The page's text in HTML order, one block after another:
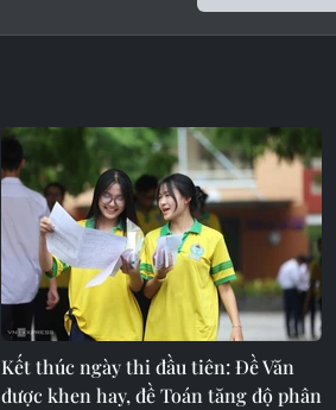
Kết thúc ngày thi đầu tiên: Đề Văn
được khen hay, đề Toán tăng độ phân